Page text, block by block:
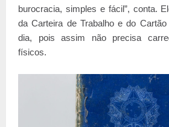
burocracia, simples e fácil”, conta.
da Carteira de Trabalho e do
dia, pois assim não precisa
físicos.